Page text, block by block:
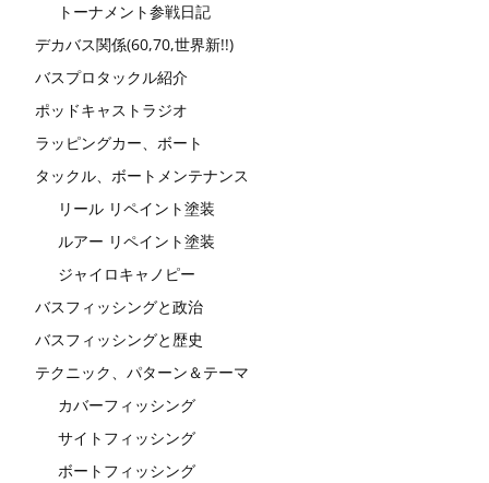
トーナメント参戦日記
デカバス関係(60,70,世界新!!)
バスプロタックル紹介
ポッドキャストラジオ
ラッピングカー、ボート
タックル、ボートメンテナンス
リール リペイント塗装
ルアー リペイント塗装
ジャイロキャノピー
バスフィッシングと政治
バスフィッシングと歴史
テクニック、パターン＆テーマ
カバーフィッシング
サイトフィッシング
ボートフィッシング